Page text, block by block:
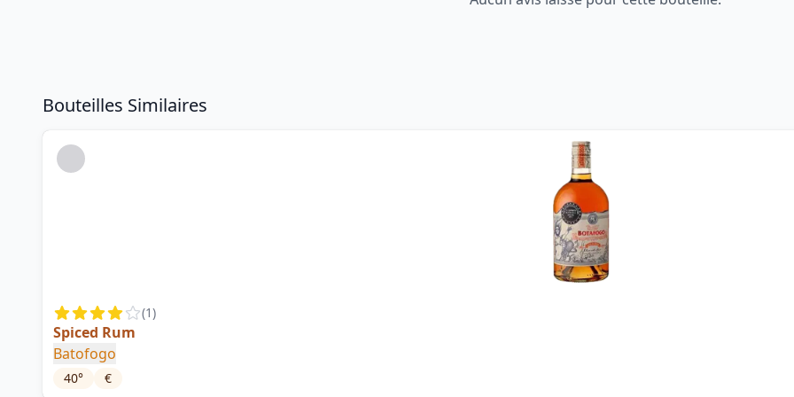
Bouteilles Similaires
(1)
Spiced Rum
Batofogo
40° €